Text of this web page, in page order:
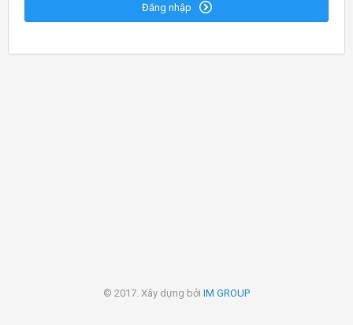
Đăng nhập
© 2017. Xây dựng bởi IM GROUP